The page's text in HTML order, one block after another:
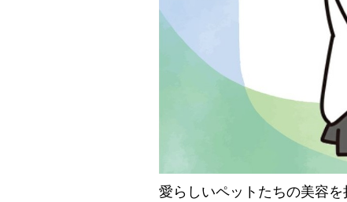
愛らしいペットたちの美容を